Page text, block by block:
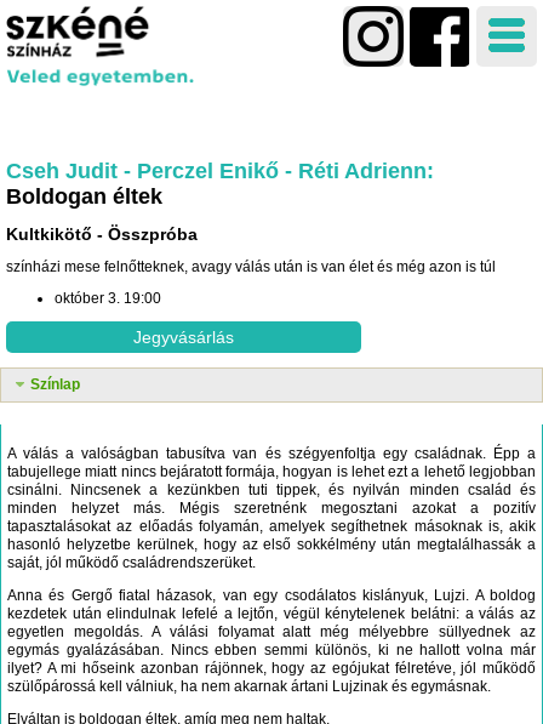
Cseh Judit - Perczel Enikő - Réti Adrienn
Boldogan éltek
Kultkikötő Összpróba
színházi mese felnőtteknek, avagy válás után is van élet és még azon is túl
október 3. 19:00
Jegyvásárlás
Színlap
A válás a valóságban tabusítva van és szégyenfoltja egy családnak. Épp a
tabujellege miatt nincs bejáratott formája, hogyan is lehet ezt a lehető legjobban
csinálni. Nincsenek a kezünkben tuti tippek, és nyilván minden család és
minden helyzet más. Mégis szeretnénk megosztani azokat a pozitív
tapasztalásokat az előadás folyamán, amelyek segíthetnek másoknak is, akik
hasonló helyzetbe kerülnek, hogy az első sokkélmény után megtalálhassák a
saját, jól működő családrendszerüket.
Anna és Gergő fiatal házasok, van egy csodálatos kislányuk, Lujzi. A boldog
kezdetek után elindulnak lefelé a lejtőn, végül kénytelenek belátni: a válás az
egyetlen megoldás. A válási folyamat alatt még mélyebbre süllyednek az
egymás gyalázásában. Nincs ebben semmi különös, ki ne hallott volna már
ilyet? A mi hőseink azonban rájönnek, hogy az egójukat félretéve, jól működő
szülőpárossá kell válniuk, ha nem akarnak ártani Lujzinak és egymásnak.
Elváltan is boldogan éltek, amíg meg nem haltak.